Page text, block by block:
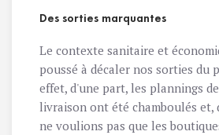
Des sorties marquantes
Le contexte sanitaire et
poussé à décaler nos sorties du
effet, d'une part, les plannings
livraison ont été chamboulés et,
ne voulions pas que les